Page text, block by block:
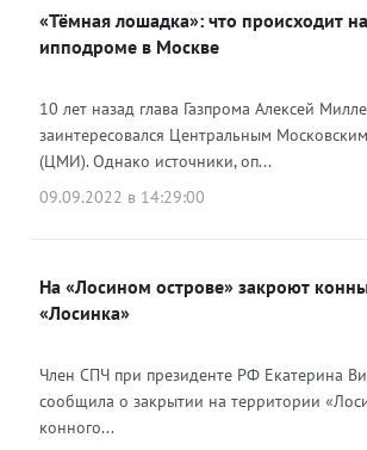
«Тёмная лошадка»: что происходит
ипподроме в Москве
10 лет назад глава Газпрома Алексей
заинтересовался Центральным
(ЦМИ). Однако источники, оп...
09.09.2022 в 14:29:00
На «Лосином острове» закроют
«Лосинка»
Член СПЧ при президенте РФ Екатерина
сообщила о закрытии на территории
конного...